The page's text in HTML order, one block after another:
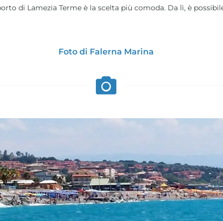
di Lamezia Terme è la scelta più comoda. Da lì, è
Foto di Falerna Marina